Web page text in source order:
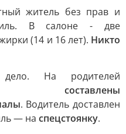
житель без прав и
В салоне - две
(14 и 16 лет). Никто
дело. На родителей
составлены
. Водитель доставлен
— на спецстоянку.